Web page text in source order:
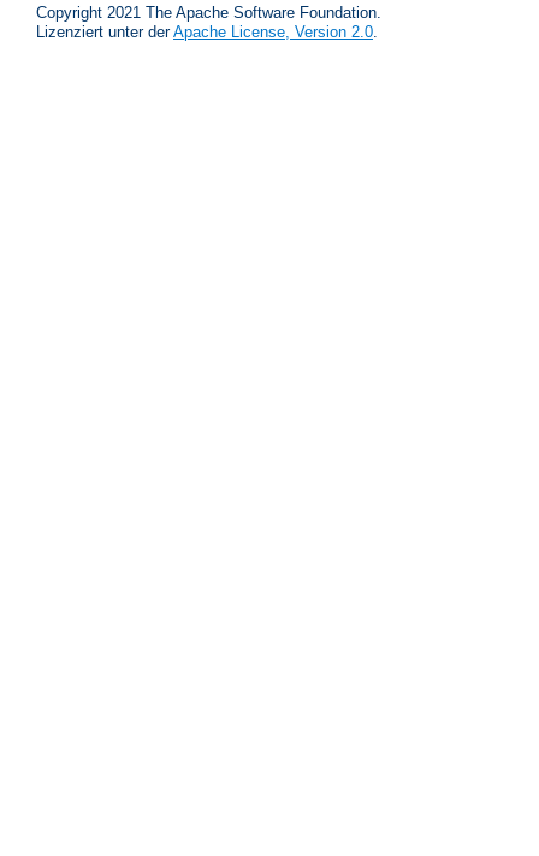
Copyright 2021 The Apache Software Foundation.
Lizenziert unter derApache License, Version 2.0.